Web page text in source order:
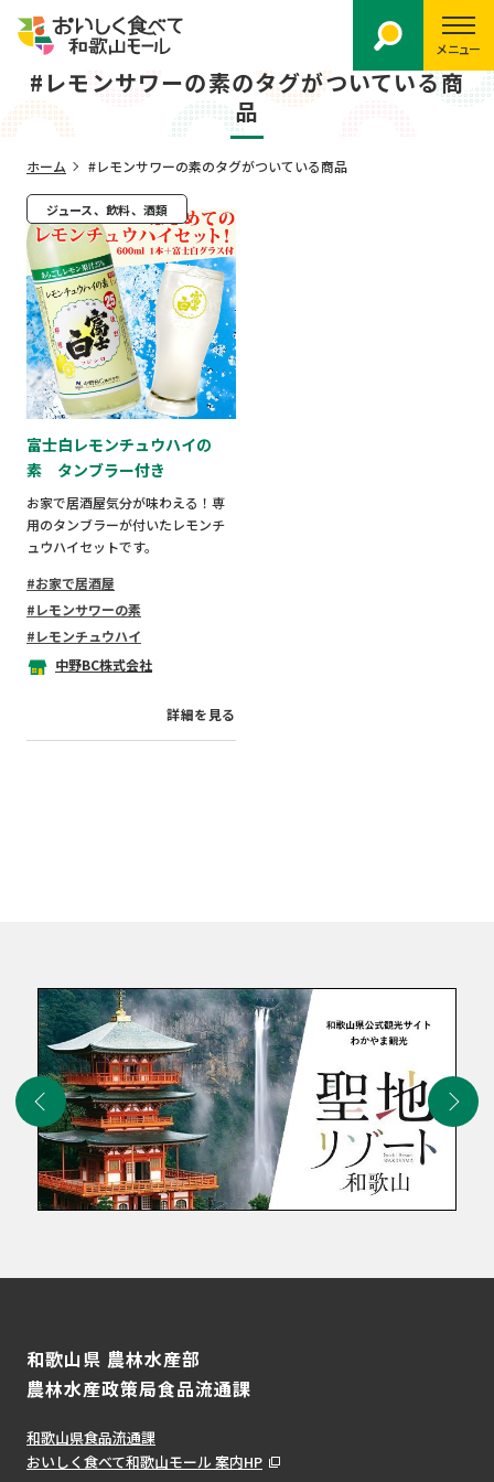
メニュー
#レモンサワーの素のタグがついている商
品
ホーム #レモンサワーの素のタグがついている商品
ジュース、飲料、酒類
富士白レモンチュウハイの
素 タンブラー付き
お家で居酒屋気分が味わえる！専
用のタンブラーが付いたレモンチ
ュウハイセットです。
お家で居酒屋
レモンサワーの素
レモンチュウハイ
中野BC株式会社
詳細を見る
和歌山県 農林水産部
農林水産政策局食品流通課
和歌山県食品流通課
おいしく食べて和歌山モール 案内HP